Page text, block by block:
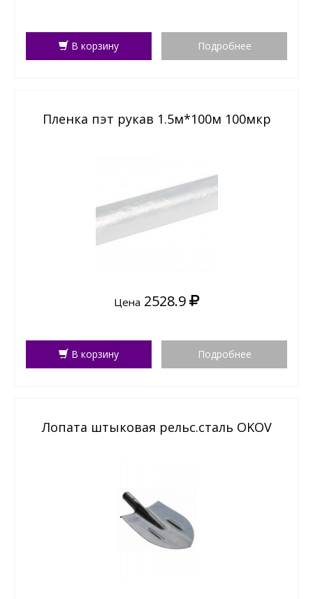
В корзину Подробнее
Пленка пэт рукав 1.5м*100м 100мкр
Цена 2528.9
В корзину Подробнее
Лопата штыковая рельс.сталь OKOV